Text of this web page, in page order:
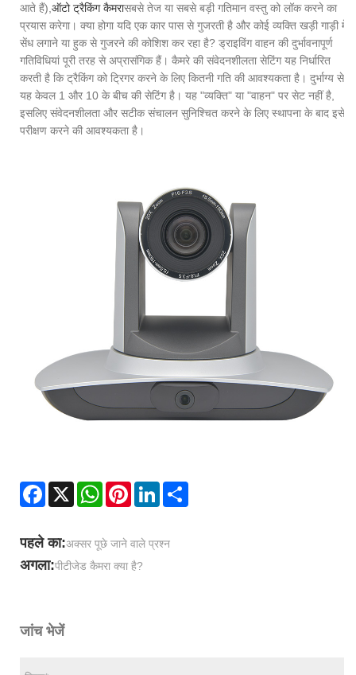
आते हैं), ऑटो ट्रैकिंग कैमरासबसे तेज या सबसे बड़ी गतिमान वस्तु को लॉक करने का
प्रयास करेगा। क्या होगा यदि एक कार पास से गुजरती है और कोई व्यक्ति खड़ी गाड़ी में
सेंध लगाने या हुक से गुजरने की कोशिश कर रहा है? ड्राइविंग वाहन की दुर्भावनापूर्ण
गतिविधियां पूरी तरह से अप्रासंगिक हैं। कैमरे की संवेदनशीलता सेटिंग यह निर्धारित
करती है कि ट्रैकिंग को ट्रिगर करने के लिए कितनी गति की आवश्यकता है। दुर्भाग्य से,
यह केवल 1 और 10 के बीच की सेटिंग है। यह "व्यक्ति" या "वाहन" पर सेट नहीं है,
इसलिए संवेदनशीलता और सटीक संचालन सुनिश्चित करने के लिए स्थापना के बाद इसे
परीक्षण करने की आवश्यकता है।
Facebook
X WhatsAppPinterestLinkedIn
पहले का:अक्सर पूछे जाने वाले प्रश्न
अगला:पीटीजेड कैमरा क्या है?
जांच भेजें